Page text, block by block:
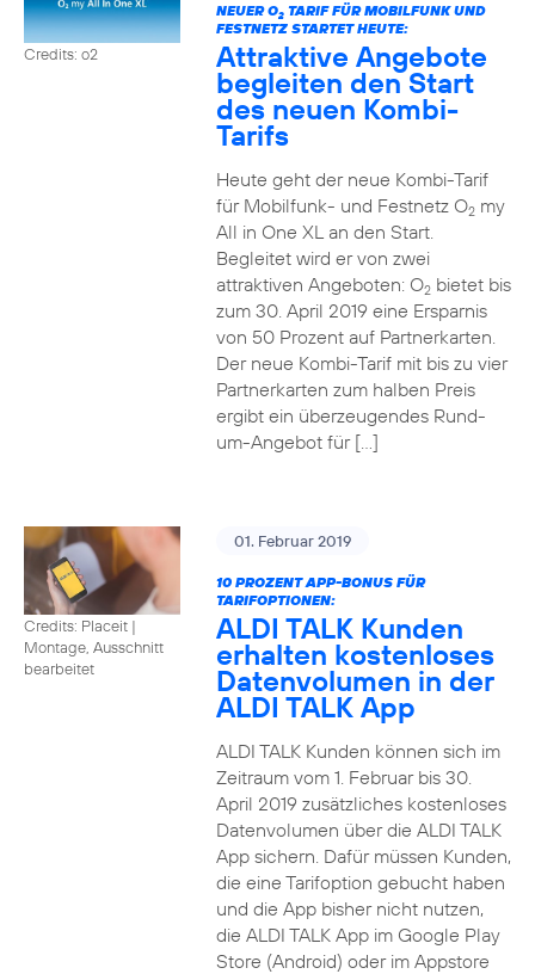
Credits: o2
NEUER O2TARIF FÜR MOBILFUNK UND
FESTNETZ STARTET HEUTE:
Attraktive Angebote
begleiten den Start
des neuen Kombi-
Tarifs
Heute geht der neue Kombi-Tarif
für Mobilfunk- und Festnetz O2my
All in One XL an den Start.
Begleitet wird er von zwei
attraktiven Angeboten: O2bietet bis
zum 30. April 2019 eine Ersparnis
von 50 Prozent auf Partnerkarten.
Der neue Kombi-Tarif mit bis zu vier
Partnerkarten zum halben Preis
ergibt ein überzeugendes Rund-
um-Angebot für […]
Credits: Placeit |
Montage, Ausschnitt
bearbeitet
01. Februar 2019
10 PROZENT APP-BONUS FÜR
TARIFOPTIONEN:
ALDI TALK Kunden
erhalten kostenloses
Datenvolumen in der
ALDI TALK App
ALDI TALK Kunden können sich im
Zeitraum vom 1. Februar bis 30.
April 2019 zusätzliches kostenloses
Datenvolumen über die ALDI TALK
App sichern. Dafür müssen Kunden,
die eine Tarifoption gebucht haben
und die App bisher nicht nutzen,
die ALDI TALK App im Google Play
Store (Android) oder im Appstore